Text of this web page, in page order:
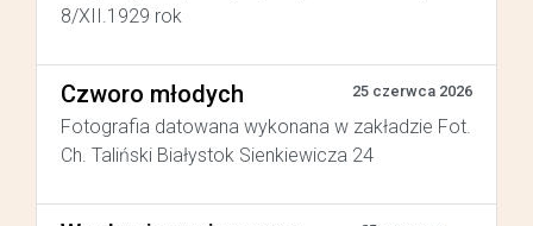
8/XII.1929 rok
Czworo młodych 25 czerwca 2026
Fotografia datowana wykonana w zakładzie Fot.
Ch. Taliński Białystok Sienkiewicza 24